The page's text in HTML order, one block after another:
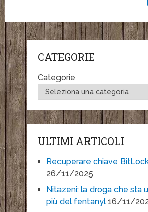
CATEGORIE
Categorie
ULTIMI ARTICOLI
Recuperare chiave
26/11/2025
Nitazeni: la droga che sta
più del fentanyl 16/11/